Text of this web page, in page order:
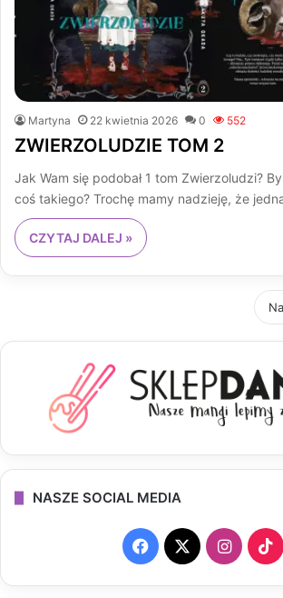
Martyna 22 kwietnia 2026 0 552
ZWIERZOLUDZIE TOM 2
Jak Wam się podobał 1 tom Zwierzoludzi?
coś takiego? Trochę mamy nadzieję, że
CZYTAJ DALEJ »
NASZE SOCIAL MEDIA
F
a
X
I
n
T
i